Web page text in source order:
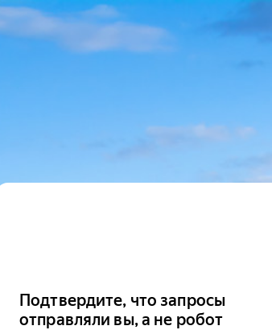
Подтвердите, что запросы
отправляли вы, а не робот